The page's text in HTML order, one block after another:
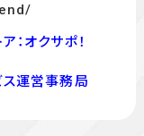
：オクサポ！
運営事務局